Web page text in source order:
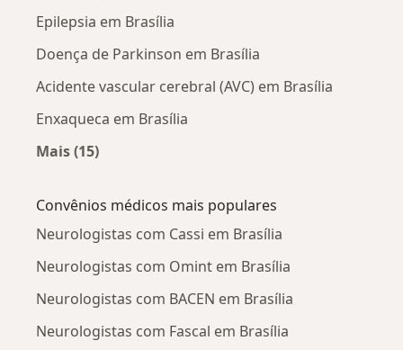
Epilepsia em Brasília
Doença de Parkinson em Brasília
Acidente vascular cerebral (AVC) em Brasília
Enxaqueca em Brasília
Mais (15)
Convênios médicos mais populares
Neurologistas com Cassi em Brasília
Neurologistas com Omint em Brasília
Neurologistas com BACEN em Brasília
Neurologistas com Fascal em Brasília